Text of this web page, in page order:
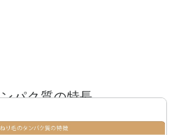
良等により更新される場合があります。実際の
パク質の特長